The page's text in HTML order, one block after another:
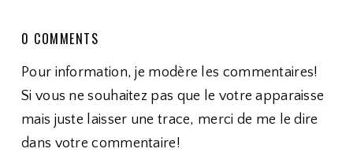
0 COMMENTS
Pour information, je modère les commentaires!
Si vous ne souhaitez pas que le votre apparaisse
mais juste laisser une trace, merci de me le dire
dans votre commentaire!